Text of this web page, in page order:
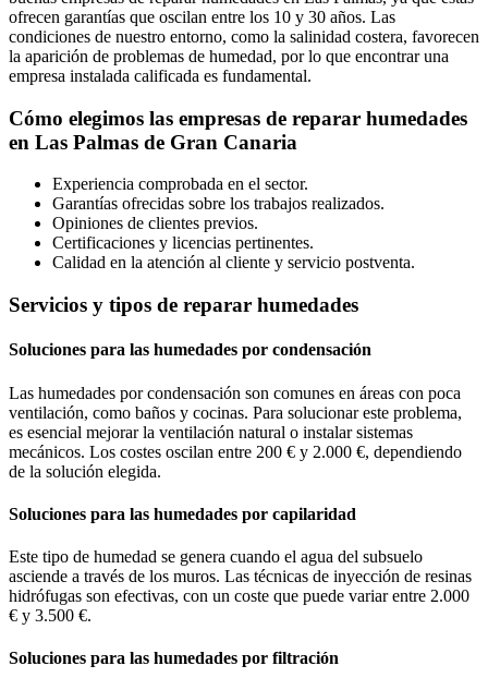
ofrecen garantías que oscilan entre los 10 y 30 años. Las
condiciones de nuestro entorno, como la salinidad costera, favorecen
la aparición de problemas de humedad, por lo que encontrar una
empresa instalada calificada es fundamental.
Cómo elegimos las empresas de reparar humedades
en Las Palmas de Gran Canaria
Experiencia comprobada en el sector.
Garantías ofrecidas sobre los trabajos realizados.
Opiniones de clientes previos.
Certificaciones y licencias pertinentes.
Calidad en la atención al cliente y servicio postventa.
Servicios y tipos de reparar humedades
Soluciones para las humedades por condensación
Las humedades por condensación son comunes en áreas con poca
ventilación, como baños y cocinas. Para solucionar este problema,
es esencial mejorar la ventilación natural o instalar sistemas
mecánicos. Los costes oscilan entre 200 € y 2.000 €, dependiendo
de la solución elegida.
Soluciones para las humedades por capilaridad
Este tipo de humedad se genera cuando el agua del subsuelo
asciende a través de los muros. Las técnicas de inyección de resinas
hidrófugas son efectivas, con un coste que puede variar entre 2.000
€ y 3.500 €.
Soluciones para las humedades por filtración